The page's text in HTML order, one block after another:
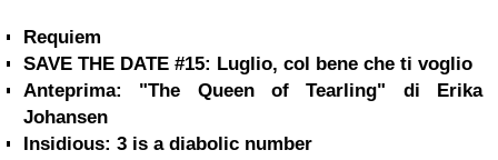
Requiem
SAVE THE DATE #15: Luglio, col bene che ti voglio
Anteprima: "The Queen of Tearling" di Erika
Johansen
Insidious: 3 is a diabolic number